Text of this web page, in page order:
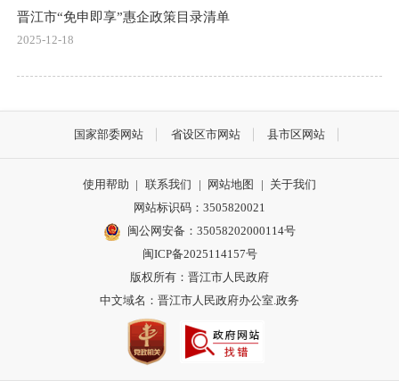
晋江市“免申即享”惠企政策目录清单
2025-12-18
国家部委网站 省设区市网站 县市区网站
使用帮助 | 联系我们 | 网站地图 | 关于我们
网站标识码：3505820021
闽公网安备：35058202000114号
闽ICP备2025114157号
版权所有：晋江市人民政府
中文域名：晋江市人民政府办公室.政务